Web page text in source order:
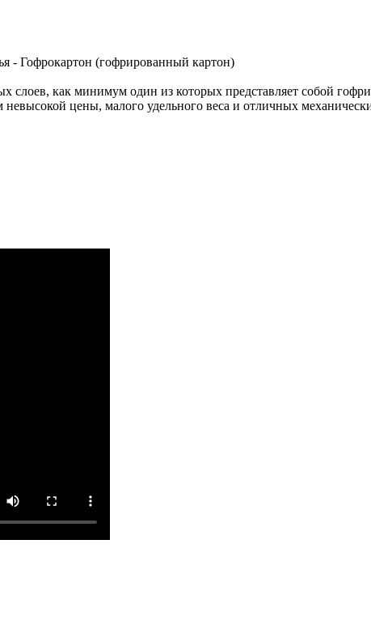
как минимум один из которых представляет собой
цены, малого удельного веса и отличных